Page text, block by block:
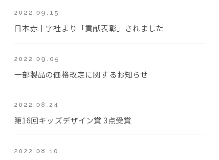
2022.09.15
日本赤十字社より「貢献表彰」されました
2022.09.05
一部製品の価格改定に関するお知らせ
2022.08.24
第16回キッズデザイン賞 3点受賞
2022.08.10